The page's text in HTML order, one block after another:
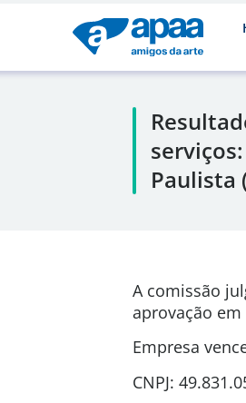
Paulista
A comissão
aprovação em
Empresa
CNPJ: